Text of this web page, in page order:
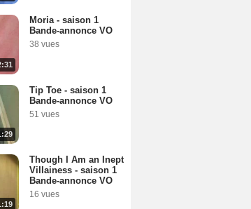
Moria - saison 1
Bande-annonce VO
38 vues
Tip Toe - saison 1
Bande-annonce VO
51 vues
Though I Am an Inept
Villainess - saison 1
Bande-annonce VO
16 vues